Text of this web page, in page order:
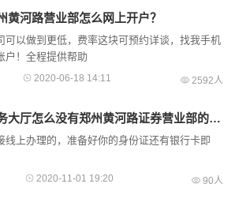
黄河路营业部怎么网上开户？
可以做到更低，费率这块可预约详谈，找我手机
户！全程提供帮助
2020-06-18 14:11 2592人
国泰君安理财服务大厅怎么没有郑州黄河路证券营业部的登陆选项啊？
线上办理的，准备好你的身份证还有银行卡即
2020-11-01 19:20 90人